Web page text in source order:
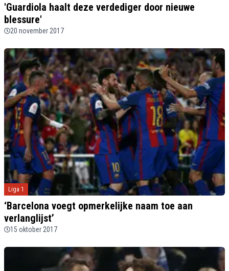
'Guardiola haalt deze verdediger door nieuwe
blessure'
20 november 2017
Liga 1
‘Barcelona voegt opmerkelijke naam toe aan
verlanglijst’
15 oktober 2017